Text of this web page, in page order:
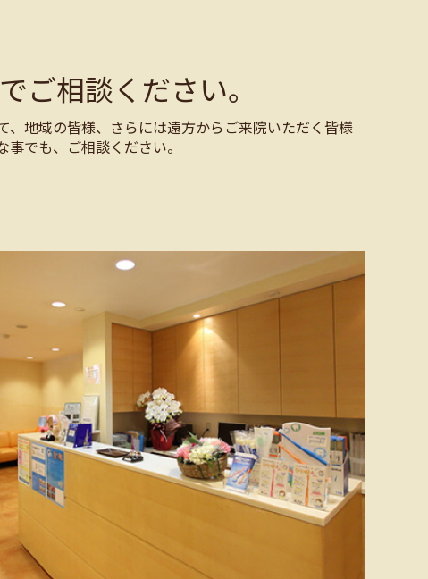
ご相談ください。
地域の皆様、さらには遠方からご来院いただく皆様
でも、ご相談ください。